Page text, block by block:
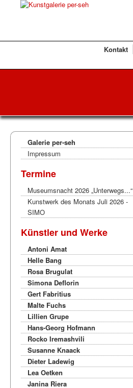
Kontakt
Galerie per-seh
Impressum
Termine
Museumsnacht 2026 „Unterwegs...“
Kunstwerk des Monats Juli 2026 -
SIMO
Künstler und Werke
Antoni Amat
Helle Bang
Rosa Brugulat
Simona Deflorin
Gert Fabritius
Malte Fuchs
Lillien Grupe
Hans-Georg Hofmann
Rocko Iremashvili
Susanne Knaack
Dieter Ladewig
Lea Oetken
Janina Riera